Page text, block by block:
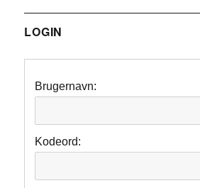
LOGIN
Brugernavn:
Kodeord: